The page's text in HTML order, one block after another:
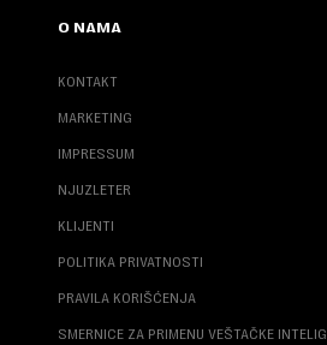
O NAMA
KONTAKT
MARKETING
IMPRESSUM
NJUZLETER
KLIJENTI
POLITIKA PRIVATNOSTI
PRAVILA KORIŠĆENJA
SMERNICE ZA PRIMENU VEŠTAČKE